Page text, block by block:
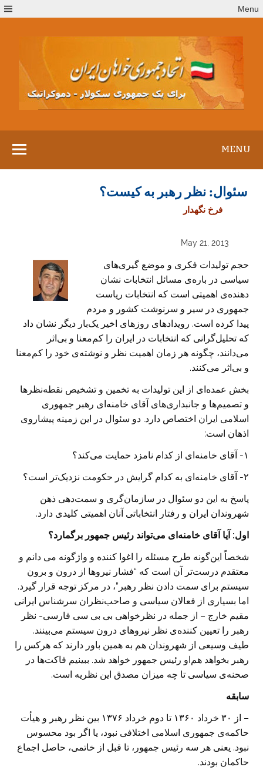
to
Menu
MENU
سئوال: نظر رهبر به کیست؟
فرخ نگهدار
May 21, 2013
حجم تولیدات فکری و موضع گیری‌های
سیاسی در باره‌ی مسائل انتخابات نشان
دهند‌ه‌ی اهمیتی است که انتخابات ریاست
جمهوری در سیر و سرنوشت کشور و مردم
پیدا کرده است. رویدادهای روزهای اخیر یک‌بار دیگر نشان داد
که تحلیل‌گرانی که انتخابات در ایران را کم‌معنا و بی‌اثر
می‌دانند، چگونه هر زمان اهمیت نظر و نوشته‌ی خود را کم‌معنا
و بی‌اثر می‌کنند.
بخش عمده‌ای از این تولیدات به تخمین و تشخیص نقطه‌نظرها
و تصمیم‌ها و جانبداری‌های آقای خامنه‌ای رهبر جمهوری
اسلامی ایران اختصاص دارد. دو سئوال در این زمینه پیشاروی
اذهان است:
۱- آقای خامنه‌ای از کدام نامزد حمایت می‌کند؟
۲- آقای خامنه‌ای به کدام گرایش در حکومت نزدیک‌تر است؟‌
پاسخ به این دو سئوال در سازمان‌گری و سمت‌دهی ذهن
شهروندان ایران و رفتار انتخاباتی آنان اهمیتی کلیدی دارد.
اول: آیا آقای خامنه‌ای می‌تواند رئیس جمهور برگمارد؟
شخصاً این‌گونه طرح مسئله را اغوا کننده و واژگونه می ‌دانم و
معتقدم درست‌تر آن است که “فشار نیروها از درون و برون
سیستم برای سمت دادن نظر رهبر”، در مرکز توجه قرار گیرد.
اما بسیاری از فعالان سیاسی و صاحب‌نظران سرشناس ایرانی
مقیم خارج – از جمله در نظرخواهی بی بی سی فارسی- نظر
رهبر را تعیین کننده‌ی نظر نیروهای درون سیستم می‌بینند.
طیف وسیعی از شهروندان هم به همین باور دارند که هرکس را
رهبر بخواهد هم‌او رئیس جمهور خواهد شد. ببینیم فاکت‌ها در
صحنه‌ی سیاسی تا چه میزان مصدق این نظریه است.
سابقه
– از ۳۰ خرداد ۱۳۶۰ تا دوم خرداد ۱۳۷۶ بین نظر رهبر و هیأت
حاکمه‌ی جمهوری اسلامی اختلافی نبود، یا اگر بود محسوس
نبود. یعنی هر سه رئیس جمهور، تا قبل از خاتمی، حاصل اجماع
حاکمان بودند.